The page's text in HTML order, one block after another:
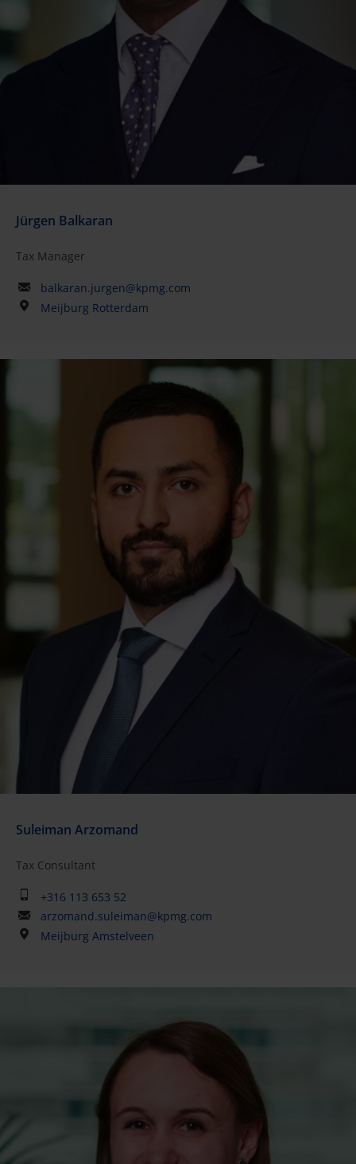
Jürgen Balkaran
Tax Manager
balkaran.jurgen@kpmg.com
Meijburg Rotterdam
Suleiman Arzomand
Tax Consultant
+316 113 653 52
arzomand.suleiman@kpmg.com
Meijburg Amstelveen